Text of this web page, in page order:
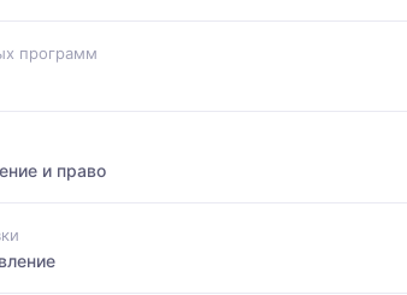
программ
и право